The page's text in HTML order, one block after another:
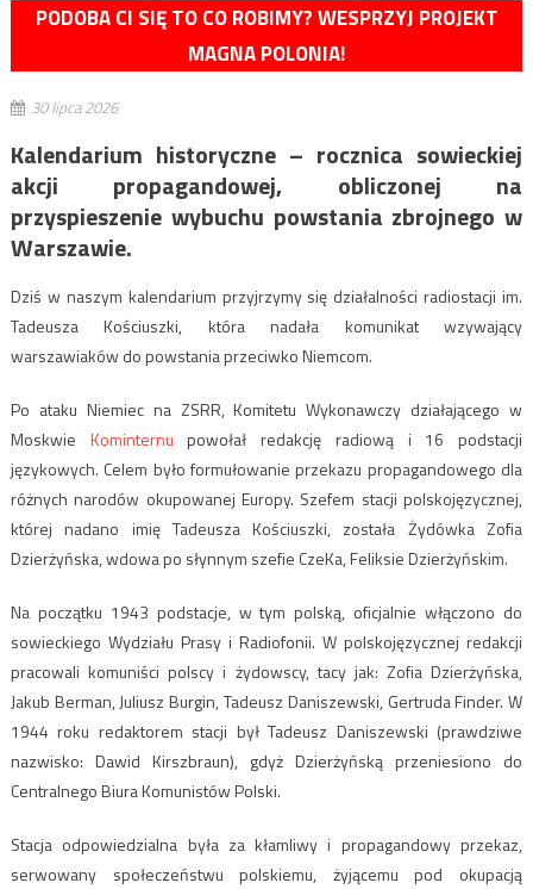
PODOBA CI SIĘ TO CO ROBIMY? WESPRZYJ PROJEKT
MAGNA POLONIA!
30 lipca 2026
Kalendarium historyczne – rocznica sowieckiej
akcji propagandowej, obliczonej na
przyspieszenie wybuchu powstania zbrojnego w
Warszawie.
Dziś w naszym kalendarium przyjrzymy się działalności radiostacji im.
Tadeusza Kościuszki, która nadała komunikat wzywający
warszawiaków do powstania przeciwko Niemcom.
Po ataku Niemiec na ZSRR, Komitetu Wykonawczy działającego w
Moskwie Kominternu powołał redakcję radiową i 16 podstacji
językowych. Celem było formułowanie przekazu propagandowego dla
różnych narodów okupowanej Europy. Szefem stacji polskojęzycznej,
której nadano imię Tadeusza Kościuszki, została Żydówka Zofia
Dzierżyńska, wdowa po słynnym szefie CzeKa, Feliksie Dzierżyńskim.
Na początku 1943 podstacje, w tym polską, oficjalnie włączono do
sowieckiego Wydziału Prasy i Radiofonii. W polskojęzycznej redakcji
pracowali komuniści polscy i żydowscy, tacy jak: Zofia Dzierżyńska,
Jakub Berman, Juliusz Burgin, Tadeusz Daniszewski, Gertruda Finder. W
1944 roku redaktorem stacji był Tadeusz Daniszewski (prawdziwe
nazwisko: Dawid Kirszbraun), gdyż Dzierżyńską przeniesiono do
Centralnego Biura Komunistów Polski.
Stacja odpowiedzialna była za kłamliwy i propagandowy przekaz,
serwowany społeczeństwu polskiemu, żyjącemu pod okupacją